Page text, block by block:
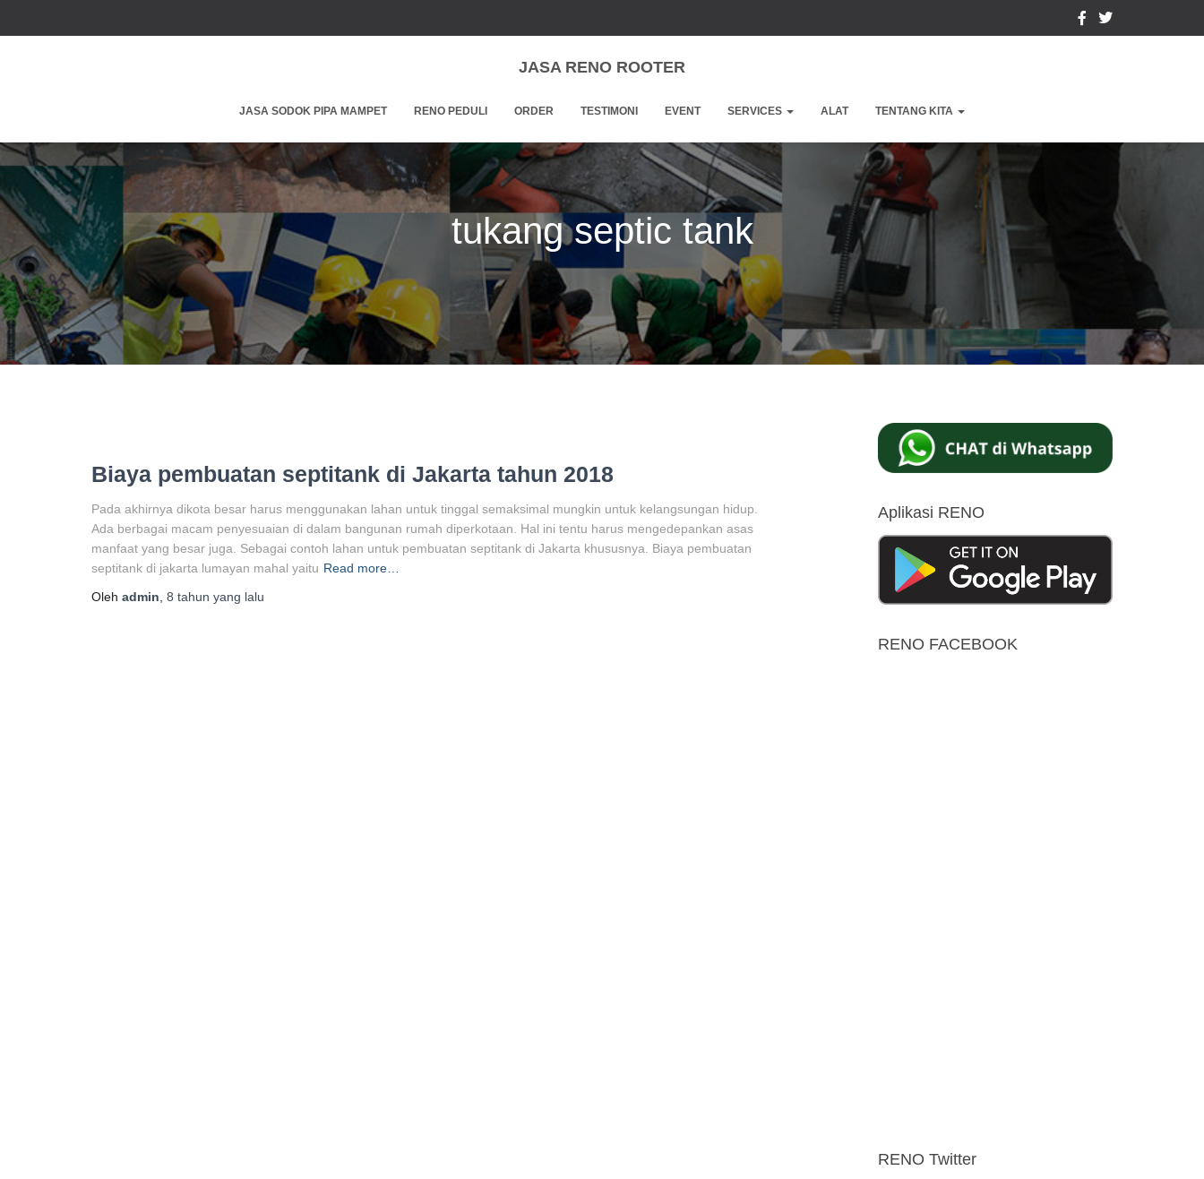
JASA RENO ROOTER
JASA SODOK PIPA MAMPET RENO PEDULI ORDER TESTIMONI EVENT SERVICES ALAT TENTANG KITA
tukang septic tank
Biaya pembuatan septitank di Jakarta tahun 2018
Pada akhirnya dikota besar harus menggunakan lahan untuk tinggal semaksimal mungkin untuk kelangsungan hidup.
Ada berbagai macam penyesuaian di dalam bangunan rumah diperkotaan. Hal ini tentu harus mengedepankan asas
manfaat yang besar juga. Sebagai contoh lahan untuk pembuatan septitank di Jakarta khususnya. Biaya pembuatan
septitank di jakarta lumayan mahal yaitu Read more…
Oleh admin 8 tahun yang lalu
Aplikasi RENO
RENO FACEBOOK
RENO Twitter